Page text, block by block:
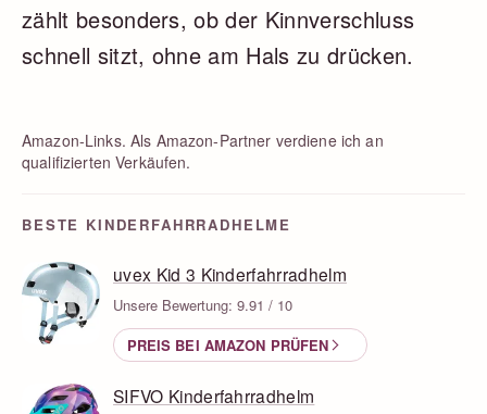
zählt besonders, ob der Kinnverschluss
schnell sitzt, ohne am Hals zu drücken.
Amazon-Links. Als Amazon-Partner verdiene ich an
qualifizierten Verkäufen.
BESTE KINDERFAHRRADHELME
uvex Kid 3 Kinderfahrradhelm
Unsere Bewertung: 9.91 / 10
PREIS BEI AMAZON PRÜFEN
SIFVO Kinderfahrradhelm